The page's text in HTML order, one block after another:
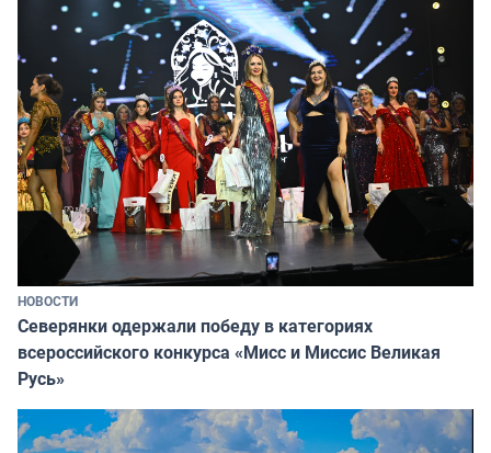
НОВОСТИ
Северянки одержали победу в категориях
всероссийского конкурса «Мисс и Миссис Великая
Русь»